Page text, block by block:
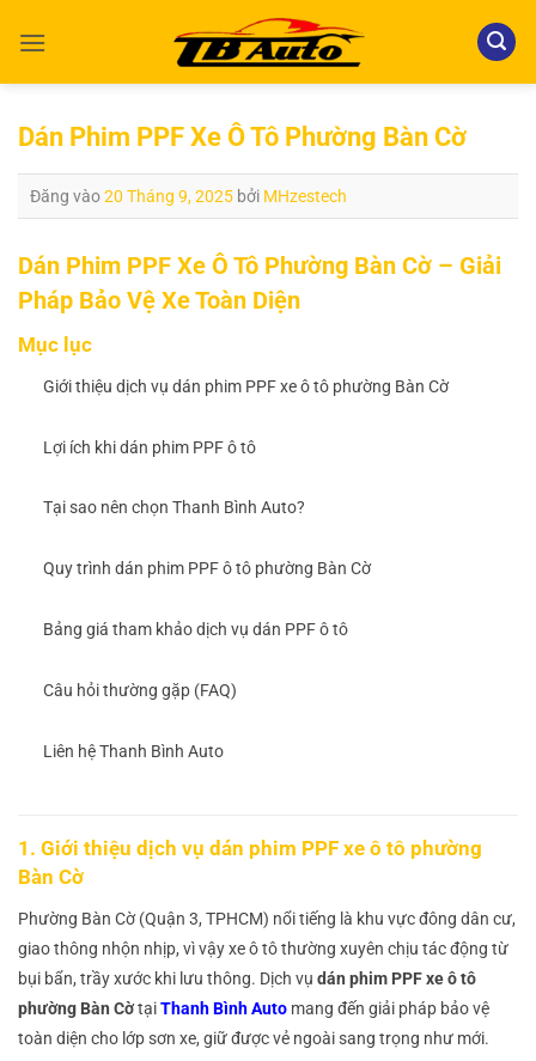
qua
Dán Phim PPF Xe Ô Tô Phường Bàn Cờ
Đăng vào20 Tháng 9, 2025 bởi MHzestech
Dán Phim PPF Xe Ô Tô Phường Bàn Cờ – Giải
Pháp Bảo Vệ Xe Toàn Diện
Mục lục
Giới thiệu dịch vụ dán phim PPF xe ô tô phường Bàn Cờ
Lợi ích khi dán phim PPF ô tô
Tại sao nên chọn Thanh Bình Auto?
Quy trình dán phim PPF ô tô phường Bàn Cờ
Bảng giá tham khảo dịch vụ dán PPF ô tô
Câu hỏi thường gặp (FAQ)
Liên hệ Thanh Bình Auto
1. Giới thiệu dịch vụ dán phim PPF xe ô tô phường
Bàn Cờ
Phường Bàn Cờ (Quận 3, TPHCM) nổi tiếng là khu vực đông dân cư,
giao thông nhộn nhịp, vì vậy xe ô tô thường xuyên chịu tác động từ
bụi bẩn, trầy xước khi lưu thông. Dịch vụ dán phim PPF xe ô tô
phường Bàn CờtạiThanh Bình Auto mang đến giải pháp bảo vệ
toàn diện cho lớp sơn xe, giữ được vẻ ngoài sang trọng như mới.